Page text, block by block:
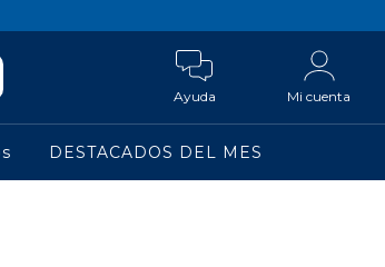
Ayuda Mi cuenta
DESTACADOS DEL MES